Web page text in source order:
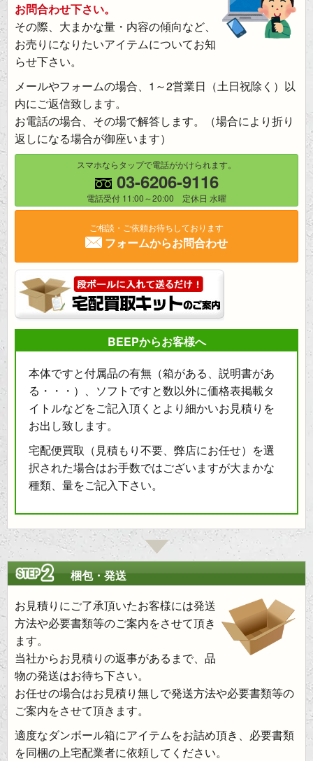
お問合わせ下さい。
その際、大まかな量・内容の傾向など、
お売りになりたいアイテムについてお知
らせ下さい。
メールやフォームの場合、1～2営業日（土日祝除く）以
内にご返信致します。
お電話の場合、その場で解答します。（場合により折り
返しになる場合が御座います）
スマホならタップで電話がかけられます。
03-6206-9116
電話受付 11:00～20:00 定休日 水曜
ご相談・ご依頼お待ちしております
フォームからお問合わせ
BEEPからお客様へ
本体ですと付属品の有無（箱がある、説明書があ
る・・・）、ソフトですと数以外に価格表掲載タ
イトルなどをご記入頂くとより細かいお見積りを
お出し致します。
宅配便買取（見積もり不要、弊店にお任せ）を選
択された場合はお手数ではございますが大まかな
種類、量をご記入下さい。
梱包・発送
お見積りにご了承頂いたお客様には発送
方法や必要書類等のご案内をさせて頂き
ます。
当社からお見積りの返事があるまで、品
物の発送はお待ち下さい。
お任せの場合はお見積り無しで発送方法や必要書類等の
ご案内をさせて頂きます。
適度なダンボール箱にアイテムをお詰め頂き、必要書類
を同梱の上宅配業者に依頼してください。